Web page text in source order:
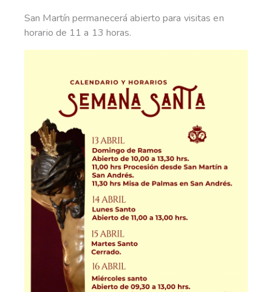
San Martín permanecerá abierto para visitas en
horario de 11 a 13 horas.